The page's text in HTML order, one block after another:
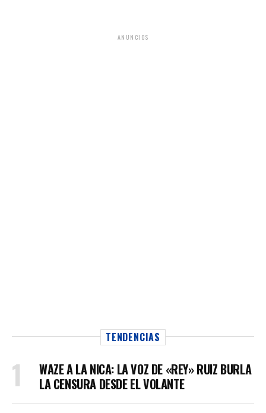
ANUNCIOS
TENDENCIAS
WAZE A LA NICA: LA VOZ DE «REY» RUIZ BURLA
LA CENSURA DESDE EL VOLANTE